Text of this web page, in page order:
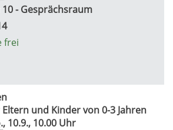
10 - Gesprächsraum
frei
und Kinder von 0-3 Jahren
, 10.9., 10.00 Uhr